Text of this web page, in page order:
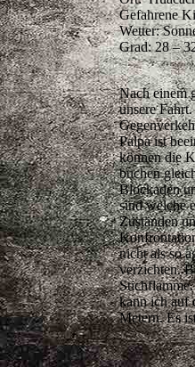
Gefahrene
Wetter:
Grad: 28 –
Nach einem
unsere
Palpa ist
können die
buchen
Blockaden
sind welche
Zuständen
nicht als so
verzichten.
kann ich auf
Metern. Es